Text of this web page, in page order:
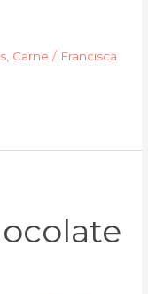
, Carne / Francisca